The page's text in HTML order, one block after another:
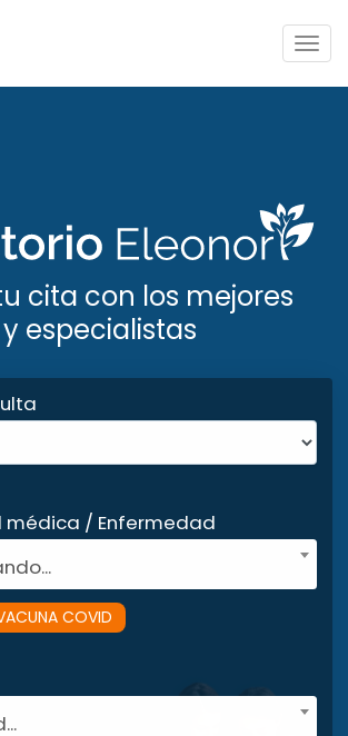
cita con los mejores
especialistas
médica / Enfermedad
COVID